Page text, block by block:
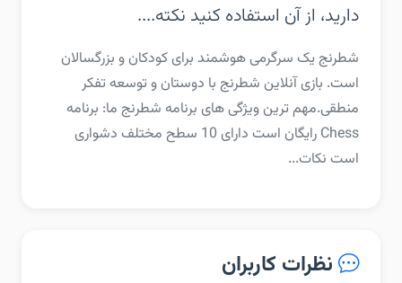
دارید، از آن استفاده کنید نکته....
‏‏شطرنج یک سرگرمی هوشمند برای کودکان و بزرگسالان
است. بازی آنلاین شطرنج با دوستان و توسعه تفکر
منطقی.‏مهم ترین ویژگی های برنامه شطرنج ما:‏ برنامه
Chess رایگان است‏ دارای 10 سطح مختلف دشواری
است‏ نکات...
نظرات کاربران